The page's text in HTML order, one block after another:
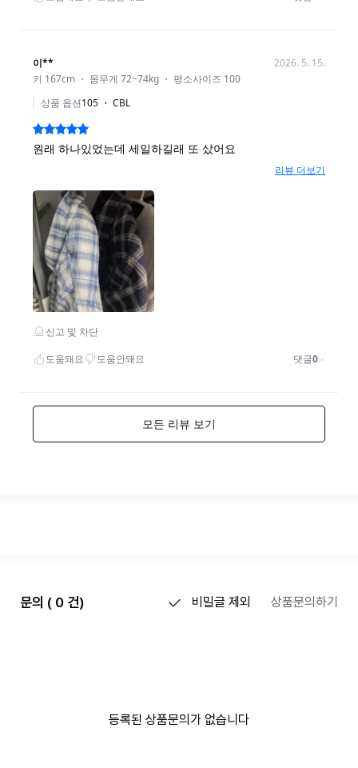
문의 ( 0 건) 비밀글 제외 상품문의하기
등록된 상품문의가 없습니다